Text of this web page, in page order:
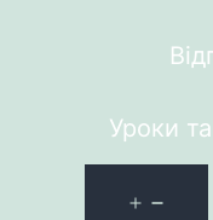
Уроки та